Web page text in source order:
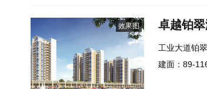
效果图 卓越铂
工业大道铂
建面：89-